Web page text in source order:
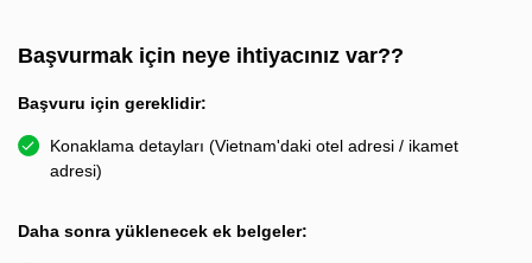
Başvurmak için neye ihtiyacınız var??
Başvuru için gereklidir:
Konaklama detayları (Vietnam'daki otel adresi / ikamet
adresi)
Daha sonra yüklenecek ek belgeler: